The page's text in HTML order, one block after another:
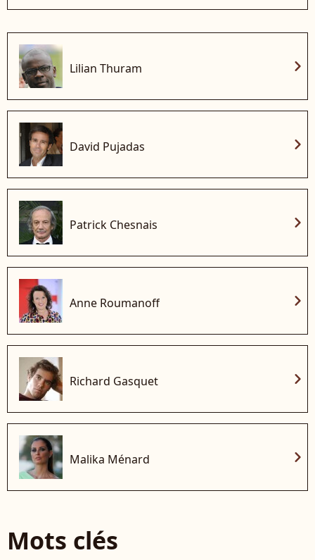
Lilian Thuram chevron_right
David Pujadas chevron_right
Patrick Chesnais chevron_right
Anne Roumanoff chevron_right
Richard Gasquet chevron_right
Malika Ménard chevron_right
Mots clés